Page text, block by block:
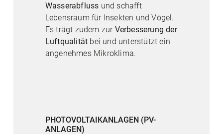
Wasserabfluss und schafft
Lebensraum für Insekten und Vögel.
Es trägt zudem zur Verbesserung der
Luftqualität bei und unterstützt ein
angenehmes Mikroklima.
PHOTOVOLTAIKANLAGEN (PV-
ANLAGEN)